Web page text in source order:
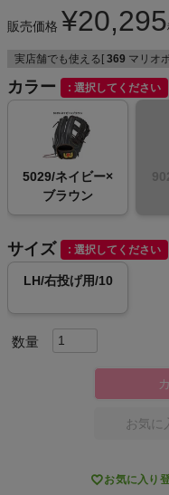
もっと見る
メンズカジュアルウェア
レディースカジュアルウェ
メンズスポーツウェア
レディーススポーツウェア
スポーツシューズ
キャンプ・フェス
販売価格 ¥20,295
実店舗でも使える[ 369 マリオ
カラー 選択してください
5029/ネイビー×
ブラウン
サイズ 選択してください
LH/右投げ用/10
お気に
お気に入り